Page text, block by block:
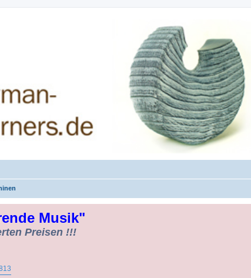
Woodturners *Forum Sauerland*
Musik"
Preisen !!!